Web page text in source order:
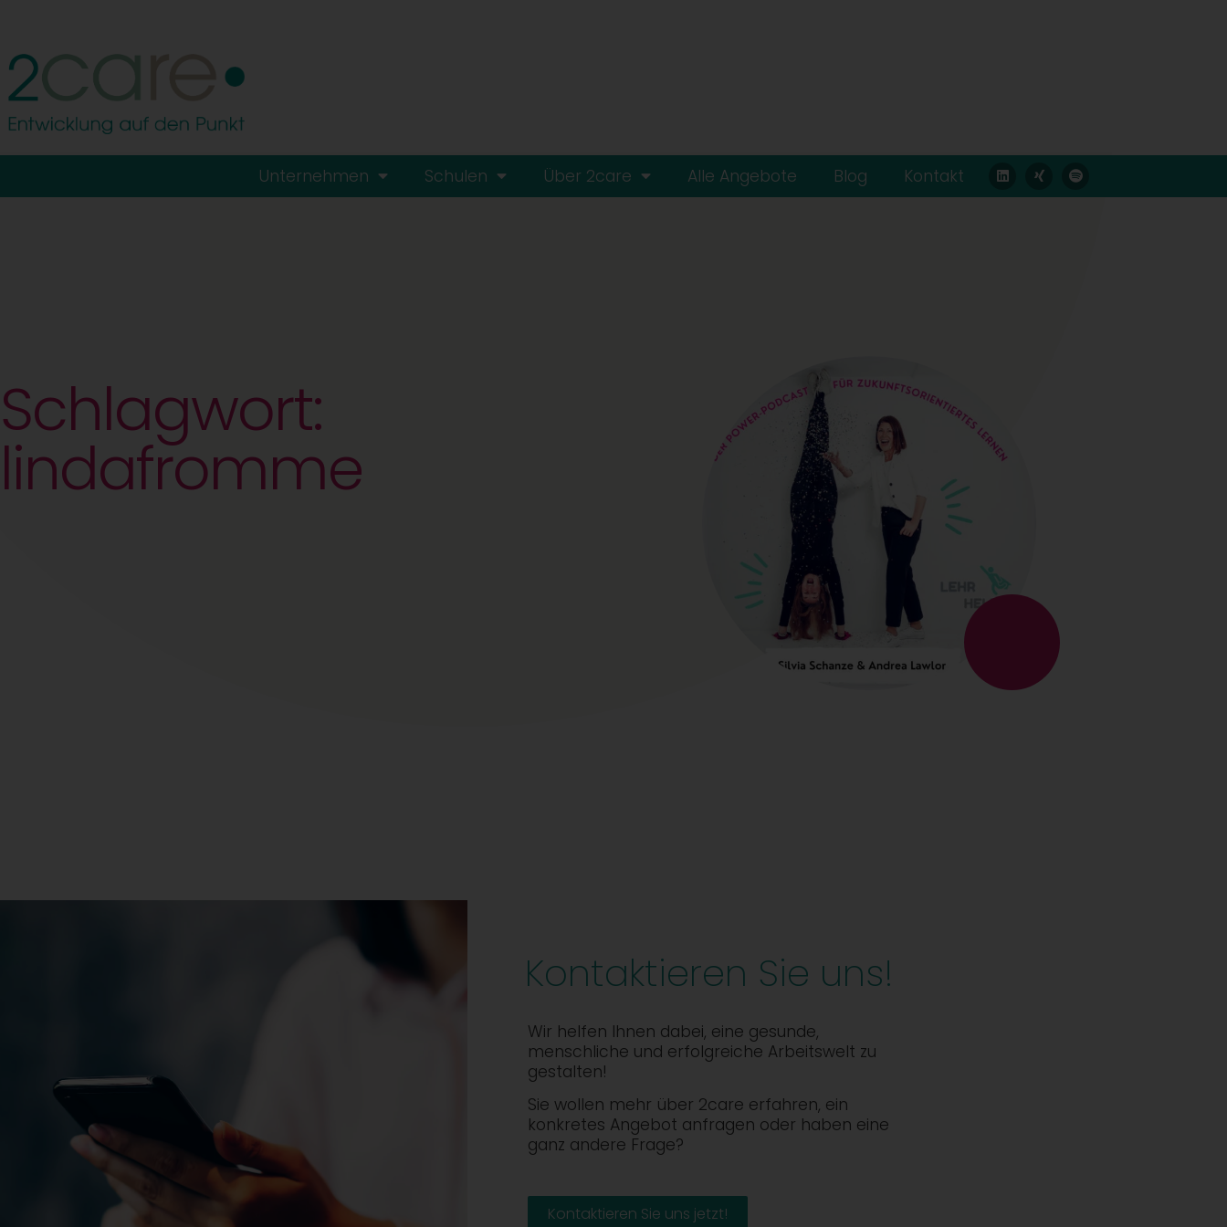
Unternehmen Schulen Über 2care Alle Angebote Blog Kontakt
Schlagwort:
lindafromme
Kontaktieren Sie uns!
Wir helfen Ihnen dabei, eine gesunde,
menschliche und erfolgreiche Arbeitswelt zu
gestalten!
Sie wollen mehr über 2care erfahren, ein
konkretes Angebot anfragen oder haben eine
ganz andere Frage?
Kontaktieren Sie uns jetzt!